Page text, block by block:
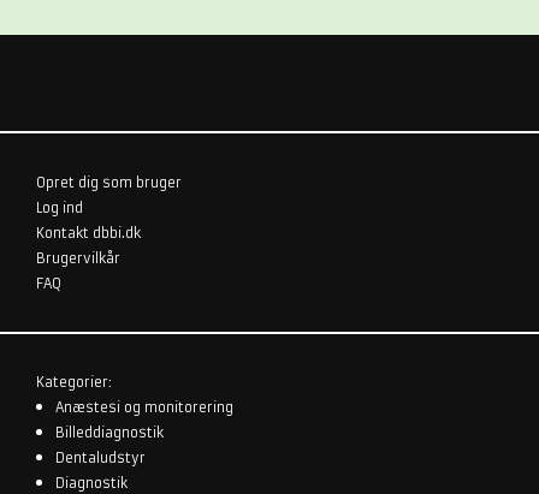
Opret dig som bruger
Log ind
Kontakt dbbi.dk
Brugervilkår
FAQ
Kategorier:
Anæstesi og monitorering
Billeddiagnostik
Dentaludstyr
Diagnostik